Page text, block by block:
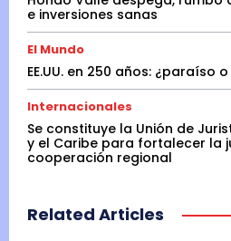
e inversiones sanas
El Mundo
EE.UU. en 250 años: ¿paraíso
Internacionales
Se constituye la Unión de
y el Caribe para fortalecer la
cooperación regional
Related Articles